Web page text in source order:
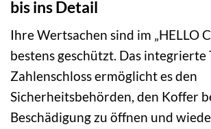
bis ins Detail
Ihre Wertsachen sind im „HELLO
bestens geschützt. Das integrierte
Zahlenschloss ermöglicht es den
Sicherheitsbehörden, den Koffer
Beschädigung zu öffnen und